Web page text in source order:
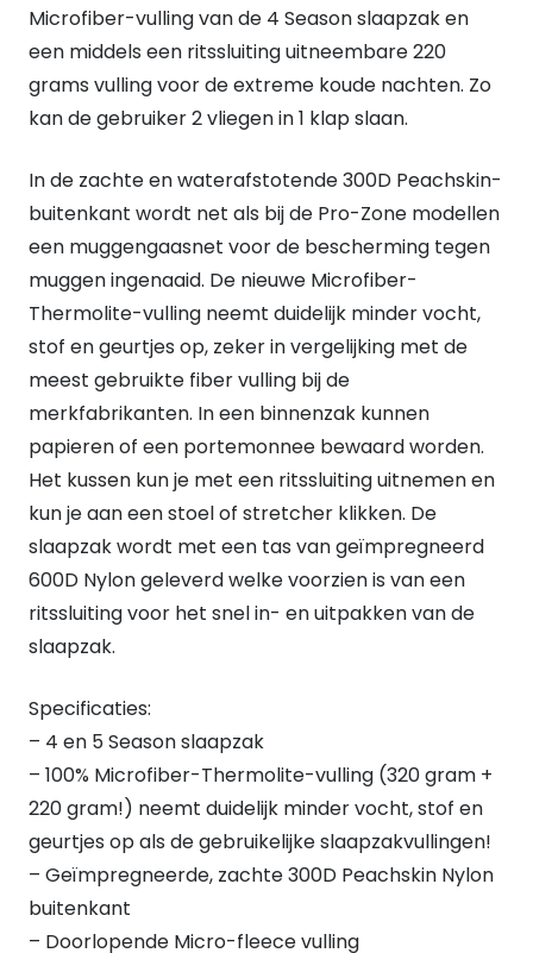
Microfiber-vulling van de 4 Season slaapzak en
een middels een ritssluiting uitneembare 220
grams vulling voor de extreme koude nachten. Zo
kan de gebruiker 2 vliegen in 1 klap slaan.
In de zachte en waterafstotende 300D Peachskin-
buitenkant wordt net als bij de Pro-Zone modellen
een muggengaasnet voor de bescherming tegen
muggen ingenaaid. De nieuwe Microfiber-
Thermolite-vulling neemt duidelijk minder vocht,
stof en geurtjes op, zeker in vergelijking met de
meest gebruikte fiber vulling bij de
merkfabrikanten. In een binnenzak kunnen
papieren of een portemonnee bewaard worden.
Het kussen kun je met een ritssluiting uitnemen en
kun je aan een stoel of stretcher klikken. De
slaapzak wordt met een tas van geïmpregneerd
600D Nylon geleverd welke voorzien is van een
ritssluiting voor het snel in- en uitpakken van de
slaapzak.
Specificaties:
– 4 en 5 Season slaapzak
– 100% Microfiber-Thermolite-vulling (320 gram +
220 gram!) neemt duidelijk minder vocht, stof en
geurtjes op als de gebruikelijke slaapzakvullingen!
– Geïmpregneerde, zachte 300D Peachskin Nylon
buitenkant
– Doorlopende Micro-fleece vulling